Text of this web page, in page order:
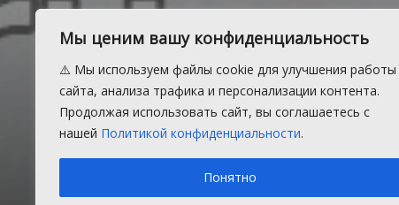
Мы ценим вашу конфиденциальность
⚠️ Мы используем файлы cookie для улучшения работы
сайта, анализа трафика и персонализации контента.
Продолжая использовать сайт, вы соглашаетесь с
нашей Политикой конфиденциальности.
Понятно
осудили за
Женщина «заработала» около 16
Понедельник, 29 июня 2026 г. в рубрикеГлавное,